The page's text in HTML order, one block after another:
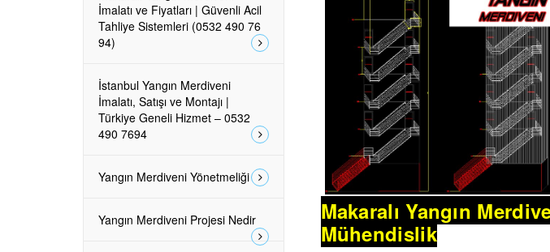
Makaralı Yangın
Mühendislik
İmalatı ve Fiyatları | Güvenli Acil
Tahliye Sistemleri (0532 490 76
94)
İstanbul Yangın Merdiveni
İmalatı, Satışı ve Montajı |
Türkiye Geneli Hizmet – 0532
490 7694
Yangın Merdiveni Yönetmeliği
Yangın Merdiveni Projesi Nedir